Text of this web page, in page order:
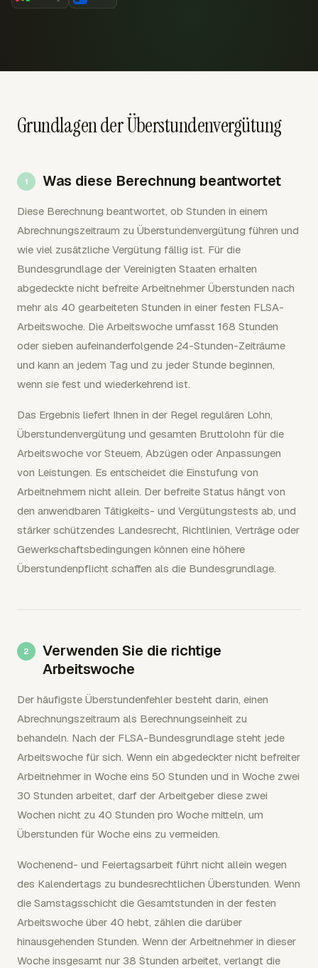
Grundlagen der Überstundenvergütung
Was diese Berechnung beantwortet
Diese Berechnung beantwortet, ob Stunden in einem
Abrechnungszeitraum zu Überstundenvergütung führen und
wie viel zusätzliche Vergütung fällig ist. Für die
Bundesgrundlage der Vereinigten Staaten erhalten
abgedeckte nicht befreite Arbeitnehmer Überstunden nach
mehr als 40 gearbeiteten Stunden in einer festen FLSA-
Arbeitswoche. Die Arbeitswoche umfasst 168 Stunden
oder sieben aufeinanderfolgende 24-Stunden-Zeiträume
und kann an jedem Tag und zu jeder Stunde beginnen,
wenn sie fest und wiederkehrend ist.
Das Ergebnis liefert Ihnen in der Regel regulären Lohn,
Überstundenvergütung und gesamten Bruttolohn für die
Arbeitswoche vor Steuern, Abzügen oder Anpassungen
von Leistungen. Es entscheidet die Einstufung von
Arbeitnehmern nicht allein. Der befreite Status hängt von
den anwendbaren Tätigkeits- und Vergütungstests ab, und
stärker schützendes Landesrecht, Richtlinien, Verträge oder
Gewerkschaftsbedingungen können eine höhere
Überstundenpflicht schaffen als die Bundesgrundlage.
Verwenden Sie die richtige
Arbeitswoche
Der häufigste Überstundenfehler besteht darin, einen
Abrechnungszeitraum als Berechnungseinheit zu
behandeln. Nach der FLSA-Bundesgrundlage steht jede
Arbeitswoche für sich. Wenn ein abgedeckter nicht befreiter
Arbeitnehmer in Woche eins 50 Stunden und in Woche zwei
30 Stunden arbeitet, darf der Arbeitgeber diese zwei
Wochen nicht zu 40 Stunden pro Woche mitteln, um
Überstunden für Woche eins zu vermeiden.
Wochenend- und Feiertagsarbeit führt nicht allein wegen
des Kalendertags zu bundesrechtlichen Überstunden. Wenn
die Samstagsschicht die Gesamtstunden in der festen
Arbeitswoche über 40 hebt, zählen die darüber
hinausgehenden Stunden. Wenn der Arbeitnehmer in dieser
Woche insgesamt nur 38 Stunden arbeitet, verlangt die